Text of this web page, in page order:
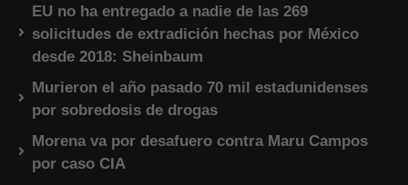
EU no ha entregado a nadie de las 269
solicitudes de extradición hechas por México
desde 2018: Sheinbaum
Murieron el año pasado 70 mil estadunidenses
por sobredosis de drogas
Morena va por desafuero contra Maru Campos
por caso CIA